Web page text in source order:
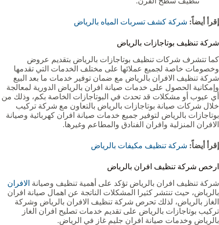
إقرأ أيضاً: شركة كشف تسربات المياه بالرياض
شركة تنظيف بوتاجازات بالرياض
كما تتشرف شركات تنظيف بوتاجازات بالرياض بتقديم عروض
وخصومات خاصة لجميع عملائها على مختلف الخدمات التي تقدمها
شركة تنظيف الافران بالرياض مع ضمان توفير خدمات ما بعد البيع
وإمكانية الحصول على خدمات صيانة افران بالرياض الدورية لمعالجة
أي عيوب أو مشكلات قد تحدث في البوتاجازات الخاصة بكم، وذلك من
خلال شركات صيانة بوتاجازات بالرياض بالتعاون مع شركة تركيب
بوتاجازات بالرياض لتوفير جميع خدمات صيانة افران كهربائية وصيانة
الافران المنزلية وافران الفنادق والمطاعم وغيرها.
إقرأ أيضاً: شركة تنظيف مكيفات بالرياض
ارخص شركة تنظيف افران بالرياض
شركة تنظيف افران بالرياض تؤكد على أهمية تنظيف وصيانة الافران
بالرياض، حيث تنتشر كثيرا المشكلات الناتجة عن اهمال صيانة افران
الغاز بالرياض، لذلك تحرص شركة تنظيف الافران بالرياض وشركة
تركيب بوتاجازات بالرياض على تقديم خدمات تصليح افران الغاز
بالرياض وخدمات صيانة افران جليم غاز في الرياض.